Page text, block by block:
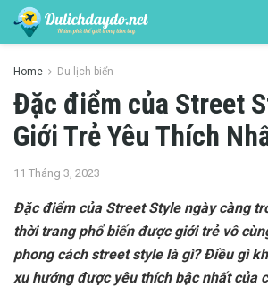
Home Du lịch biển
Đặc điểm của Street
Giới Trẻ Yêu Thích
11 Tháng 3, 2023
Đặc điểm của Street Style ngày càng
thời trang phổ biến được giới trẻ vô
phong cách street style là gì? Điều gì
xu hướng được yêu thích bậc nhất của